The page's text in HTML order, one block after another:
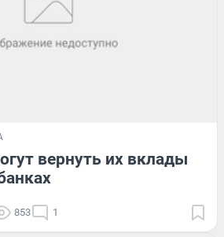
вернуть их вклады
853 1